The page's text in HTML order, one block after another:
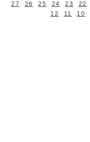
27
26 25 24 23 22
12
11 10